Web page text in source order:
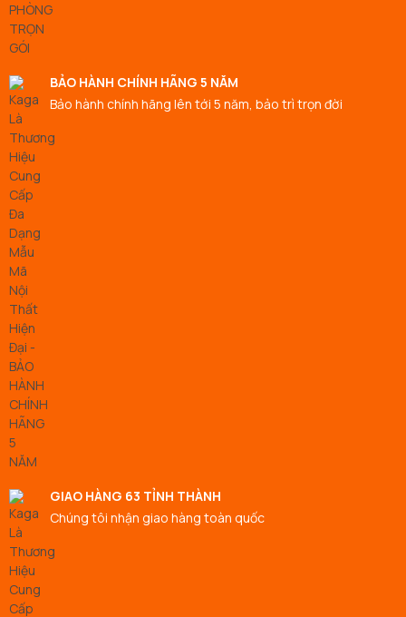
BẢO HÀNH CHÍNH HÃNG 5 NĂM
Bảo hành chính hãng lên tới 5 năm, bảo trì trọn đời
GIAO HÀNG 63 TỈNH THÀNH
Chúng tôi nhận giao hàng toàn quốc